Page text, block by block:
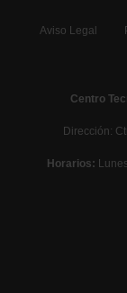
Aviso Legal
Centro
Dirección:
Horarios: